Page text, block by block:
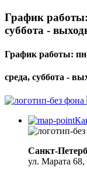
График работы:
суббота -
График работы:
среда, суббота -
Санкт-
ул. Марата